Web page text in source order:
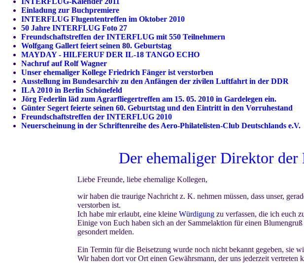
Einladung zur Buchpremiere
INTERFLUG Flugententreffen im Oktober 2010
50 Jahre INTERFLUG Foto 27
Freundschaftstreffen der INTERFLUG mit 550 Teilnehmern
Wolfgang Gallert feiert seinen 80. Geburtstag
MAYDAY - HILFERUF DER IL-18 TANGO ECHO
Nachruf auf Rolf Wagner
Unser ehemaliger Kollege Friedrich Fänger ist verstorben
Ausstellung im Bundesarchiv zu den Anfängen der zivilen Luftfahrt in der DDR
ILA 2010 in Berlin Schönefeld
Jörg Federlin läd zum Agrarfliegertreffen am 15. 05. 2010 in Gardelegen ein.
Günter Segert feierte seinen 60. Geburtstag und den Eintritt in den Vorruhestand
Freundschaftstreffen der INTERFLUG 2010
Neuerscheinung in der Schriftenreihe des Aero-Philatelisten-Club Deutschlands e.V.
Der ehemaliger Direktor
Liebe Freunde, liebe ehemalige Kollegen,
wir haben die traurige Nachricht z. K. nehmen müssen, dass unser,
verstorben ist.
Ich habe mir erlaubt, eine kleine Würdigung zu verfassen, die ich euch
Einige von Euch haben sich an der Sammelaktion für einen
gesondert melden.
Ein Termin für die Beisetzung wurde noch nicht bekannt gegeben, sie
Wir haben dort vor Ort einen Gewährsmann, der uns jederzeit vertreten